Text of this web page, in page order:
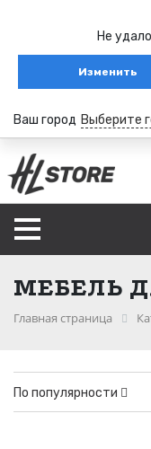
Не
Изменить
Ваш город Выберите
МЕБЕЛЬ
Главная страница
По популярности